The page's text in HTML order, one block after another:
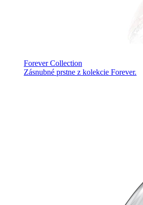
Forever Collection
Zásnubné prstne z kolekcie Forever.